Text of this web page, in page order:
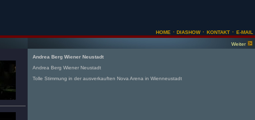
HOME · DIASHOW· KONTAKT · E-MAIL
Weiter
Andrea Berg Wiener Neustadt
Andrea Berg Wiener Neustadt
Tolle Stimmung in der ausverkauften Nova Arena in Wienneustadt